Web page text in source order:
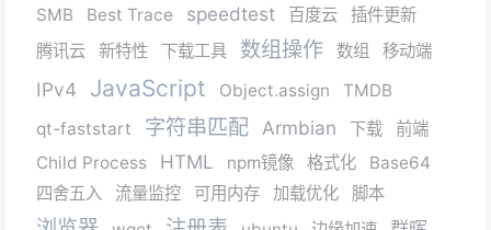
SMB Best Trace speedtest 百度云
插件更新
腾讯云
新特性 下载工具 数组操作 数组 移动端
IPv4 JavaScript Object.assign
TMDB
qt-faststart
字符串匹配 Armbian 下载
前端
Child Process
HTML npm镜像 格式化
Base64
四舍五入
流量监控 可用内存 加载优化 脚本